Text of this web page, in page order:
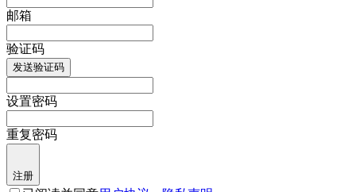
邮箱
验证码
发送验证码
设置密码
重复密码
注册